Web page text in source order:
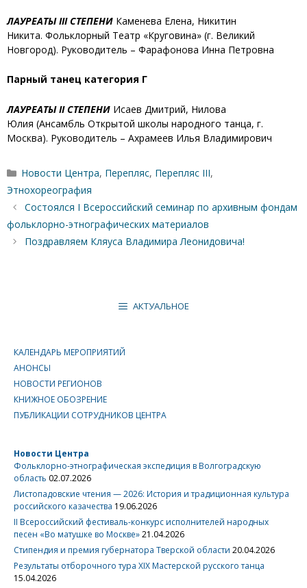
ЛАУРЕАТЫ III СТЕПЕНИ Каменева Елена, Никитин
Никита. Фольклорный Театр «Круговина» (г. Великий
Новгород). Руководитель – Фарафонова Инна Петровна
Парный танец категория Г
ЛАУРЕАТЫ II СТЕПЕНИ Исаев Дмитрий, Нилова
Юлия (Ансамбль Открытой школы народного танца, г.
Москва). Руководитель – Ахрамеев Илья Владимирович
Рубрики
Новости Центра, Перепляс, Перепляс III,
Этнохореография
Состоялся I Всероссийский семинар по архивным фондам
фольклорно-этнографических материалов
Поздравляем Кляуса Владимира Леонидовича!
АКТУАЛЬНОЕ
КАЛЕНДАРЬ МЕРОПРИЯТИЙ
АНОНСЫ
НОВОСТИ РЕГИОНОВ
КНИЖНОЕ ОБОЗРЕНИЕ
ПУБЛИКАЦИИ СОТРУДНИКОВ ЦЕНТРА
Новости Центра
Фольклорно-этнографическая экспедиция в Волгоградскую
область 02.07.2026
Листопадовские чтения — 2026: История и традиционная культура
российского казачества 19.06.2026
II Всероссийский фестиваль-конкурс исполнителей народных
песен «Во матушке во Москве»21.04.2026
Стипендия и премия губернатора Тверской области 20.04.2026
Результаты отборочного тура XIX Мастерской русского танца
15.04.2026